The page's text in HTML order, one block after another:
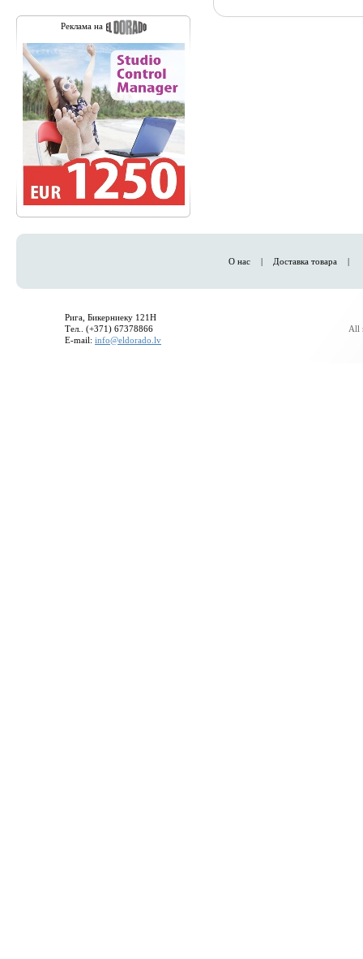
Реклама на
О нас | Доставка товара |
Рига, Бикерниеку 121H
Тел.. (+371) 67378866
E-mail: info@eldorado.lv
All